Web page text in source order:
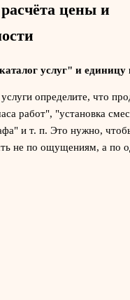
цены и
услуг" и единицу
определите, что
работ", "установка
и т. п. Это нужно,
не по ощущениям, а по